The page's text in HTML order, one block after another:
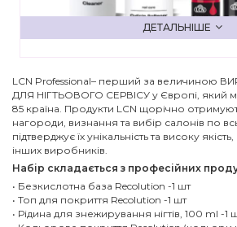
ДЕТАЛЬНІШЕ
LCN Professional– перший за величиною
ДЛЯ НІГТЬОВОГО СЕРВІСУ у Європі, який
85 країна. Продукти LCN щорічно
нагороди, визнання та вибір салонів по
підтверджує їх унікальність та високу
інших виробників.
Набір складається з професійних
• Безкислотна база Recolution -1 шт
• Топ для покриття Recolution -1 шт
• Рідина для знежирування нігтів, 100 ml -1